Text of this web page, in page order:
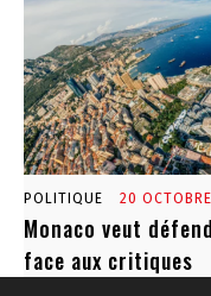
POLITIQUE 20
Monaco veut
face aux critiques